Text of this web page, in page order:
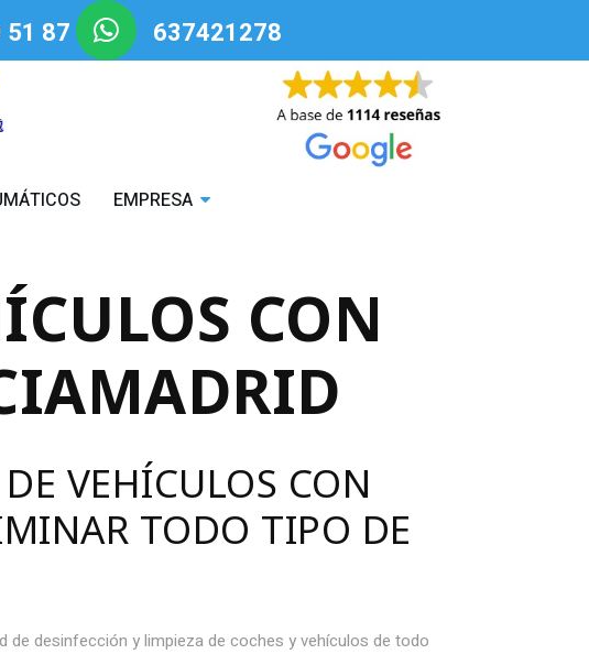
51 87 637421278
EMPRESA
CON
VEHÍCULOS CON
TODO TIPO DE
desinfección y limpieza de coches y vehículos de todo